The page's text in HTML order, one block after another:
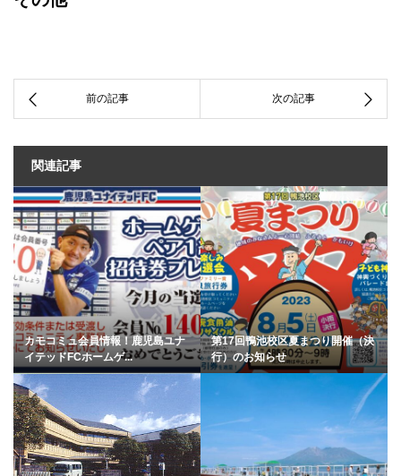
関連記事
カモコミュ会員情報！鹿児島ユナ
イテッドFCホームゲ...
第17回鴨池校区夏まつり開催（決
行）のお知らせ